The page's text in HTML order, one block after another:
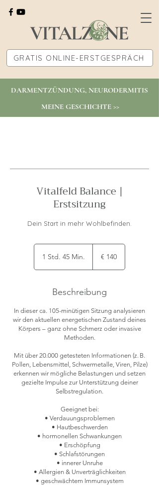
DARMENTZÜNDUNG, NEURODERMITIS
MEINE GESCHICHTE >>
GRATIS ONLINE-ERSTGESPRÄCH
Vitalfeld Balance |
Erstsitzung
Dein Start in mehr Wohlbefinden.
1 Std. 45 Min.
4
M
i
n
.
€ 140
Beschreibung
In dieser ca. 105-minütigen Sitzung analysieren
wir den aktuellen energetischen Zustand deines
Körpers – ganz ohne Schmerz oder invasive
Methoden.
Mit über 20.000 getesteten Informationen (z. B.
Pollen, Lebensmittel, Schwermetalle, Viren, Pilze)
erkennen wir mögliche Belastungen und setzen
gezielte Impulse zur Unterstützung deiner
Selbstregulation.
Geeignet bei:
• Verdauungsproblemen
• Hautbeschwerden
• hormonellen Schwankungen
• Erschöpfung
• Schlafstörungen
• innerer Unruhe
• Allergien & Unverträglichkeiten
• geschwächtem Immunsystem